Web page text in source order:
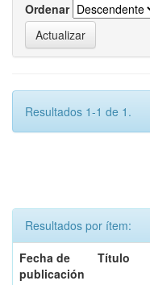
Ordenar
Resultados 1-1 de 1.
Resultados por ítem:
Fecha de
publicación
Título